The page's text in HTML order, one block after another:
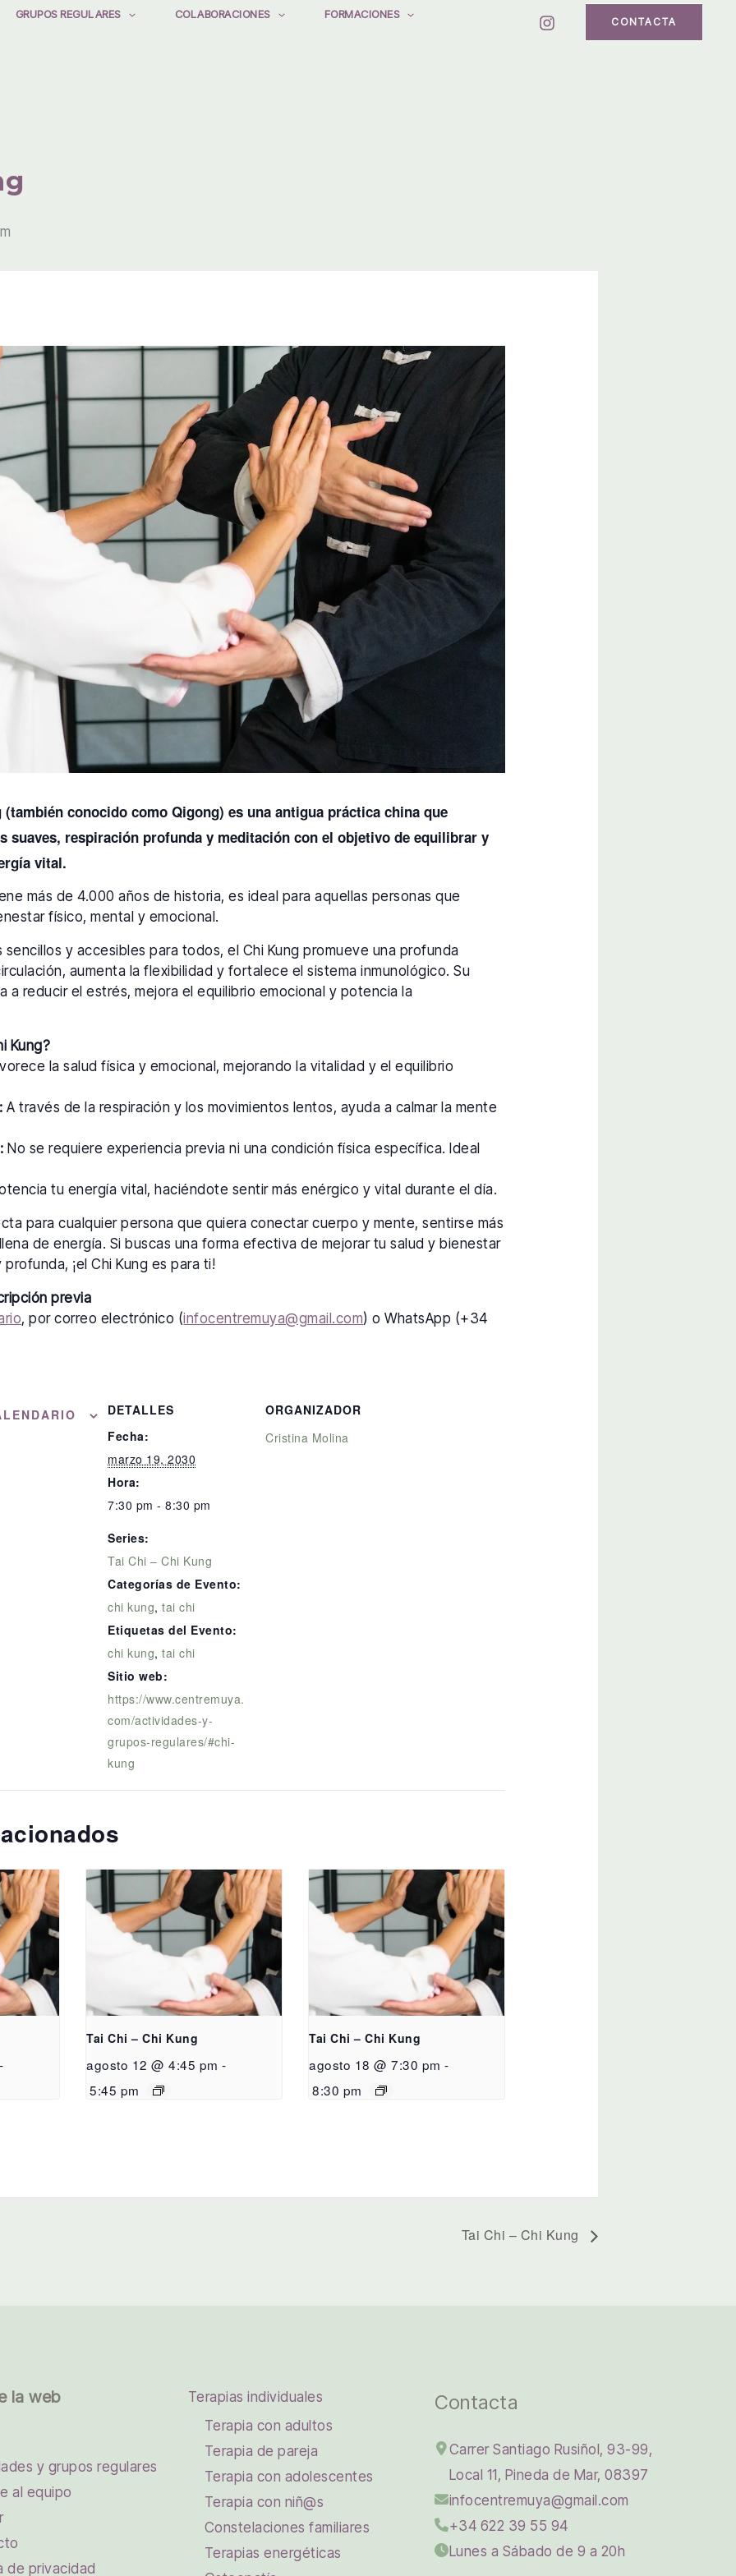
GRUPOS REGULARES COLABORACIONES
FORMACIONES
CONTACTA
(también conocido como Qigong) es una antigua práctica china que
suaves, respiración profunda y meditación con el objetivo de equilibrar y
vital.
más de 4.000 años de historia, es ideal para aquellas personas que
físico, mental y emocional.
y accesibles para todos, el Chi Kung promueve una profunda
aumenta la flexibilidad y fortalece el sistema inmunológico. Su
a reducir el estrés, mejora el equilibrio emocional y potencia la
Kung?
la salud física y emocional, mejorando la vitalidad y el equilibrio
A través de la respiración y los movimientos lentos, ayuda a calmar la mente
No se requiere experiencia previa ni una condición física específica. Ideal
tu energía vital, haciéndote sentir más enérgico y vital durante el día.
para cualquier persona que quiera conectar cuerpo y mente, sentirse más
de energía. Si buscas una forma efectiva de mejorar tu salud y bienestar
¡el Chi Kung es para ti!
previa
, por correo electrónico (infocentremuya@gmail.com) o WhatsApp (+34
DETALLES
Fecha:
marzo 19, 2030
Hora:
7:30 pm - 8:30 pm
Series:
Tai Chi – Chi Kung
Categorías de Evento:
chi kung,tai chi
Etiquetas del Evento:
chi kung,tai chi
Sitio web:
https://www.centremuya.
com/actividades-y-
grupos-regulares/#chi-
kung
ORGANIZADOR
Cristina Molina
-
Tai Chi – Chi Kung
agosto 12 @ 4:45 pm -
5:45 pm
Tai Chi – Chi Kung
agosto 18 @ 7:30 pm -
8:30 pm
Tai Chi – Chi Kung
la web
y grupos regulares
al equipo
de privacidad
Terapias individuales
Terapia con adultos
Terapia de pareja
Terapia con adolescentes
Terapia con niñ@s
Constelaciones familiares
Terapias energéticas
Contacta
Carrer Santiago Rusiñol, 93-99,
Local 11, Pineda de Mar, 08397
infocentremuya@gmail.com
+34 622 39 55 94
Lunes a Sábado de 9 a 20h